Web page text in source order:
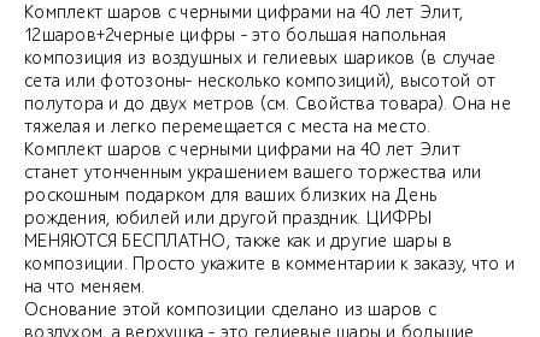
Комплект шаров с черными цифрами на 40 лет Элит,
12шаров+2черные цифры - это большая напольная
композиция из воздушных и гелиевых шариков (в случае
сета или фотозоны- несколько композиций), высотой от
полутора и до двух метров (см. Свойства товара). Она не
тяжелая и легко перемещается с места на место.
Комплект шаров с черными цифрами на 40 лет Элит
станет утонченным украшением вашего торжества или
роскошным подарком для ваших близких на День
рождения, юбилей или другой праздник. ЦИФРЫ
МЕНЯЮТСЯ БЕСПЛАТНО, также как и другие шары в
композиции. Просто укажите в комментарии к заказу, что и
на что меняем.
Основание этой композиции сделано из шаров с
воздухом, а верхушка - это гелиевые шары и большие